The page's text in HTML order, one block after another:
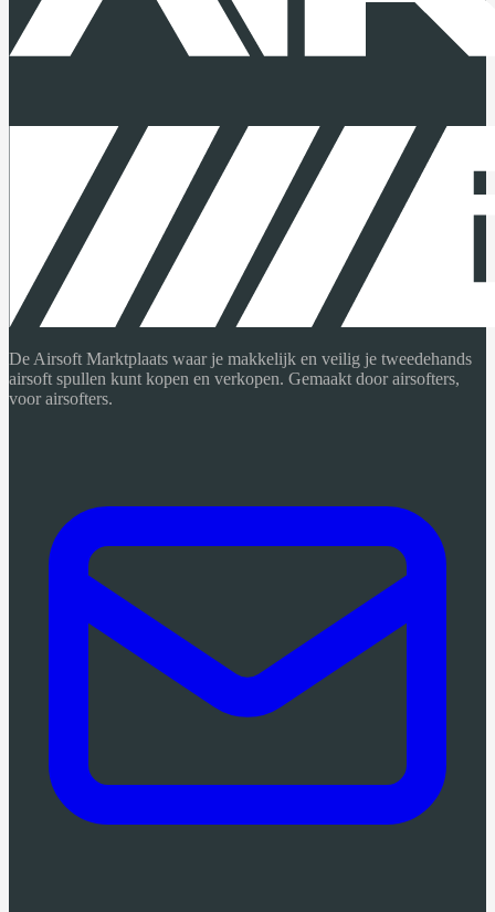
De Airsoft Marktplaats waar je makkelijk en veilig je tweedehands
airsoft spullen kunt kopen en verkopen. Gemaakt door airsofters,
voor airsofters.